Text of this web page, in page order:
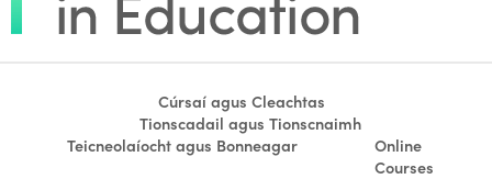
Cúrsaí agus Cleachtas
Tionscadail agus Tionscnaimh
Teicneolaíocht agus Bonneagar
Online
Courses